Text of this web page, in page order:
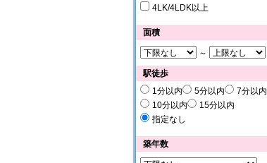
4LK/4LDK以上
面積
～
駅徒歩
1分以内
5分以内
7分以内
10分以内
15分以内
指定なし
築年数